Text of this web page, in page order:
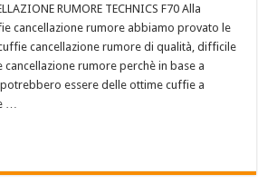
RUMORE TECHNICS F70 Alla
cancellazione rumore abbiamo provato le
cancellazione rumore di qualità, difficile
rumore perchè in base a
essere delle ottime cuffie a
…